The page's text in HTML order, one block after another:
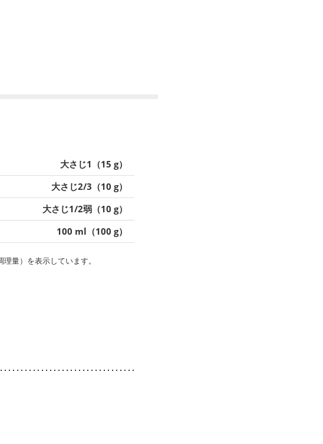
大さじ1（15 g）
大さじ2/3（10 g）
大さじ1/2弱（10 g）
100 ml（100 g）
量）を表示しています。